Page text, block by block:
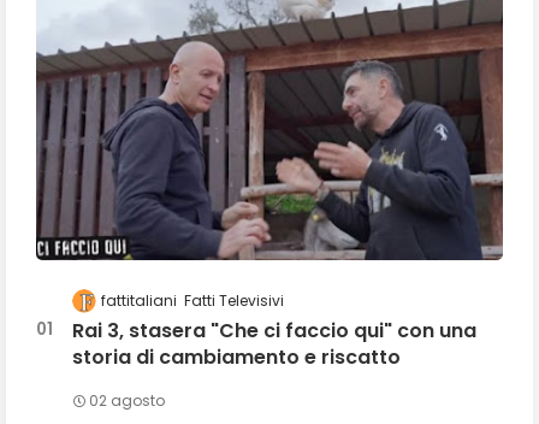
fattitaliani Fatti Televisivi
Rai 3, stasera "Che ci faccio qui" con una
storia di cambiamento e riscatto
02 agosto